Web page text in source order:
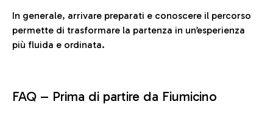
In generale, arrivare preparati e conoscere il percorso
permette di trasformare la partenza in un’esperienza
più fluida e ordinata.
FAQ – Prima di partire da Fiumicino